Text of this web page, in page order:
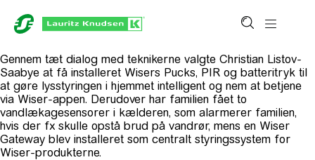
Gennem tæt dialog med teknikerne valgte Christian Listov-
Saabye at få installeret Wisers Pucks, PIR og batteritryk til
at gøre lysstyringen i hjemmet intelligent og nem at betjene
via Wiser-appen. Derudover har familien fået to
vandlækagesensorer i kælderen, som alarmerer familien,
hvis der fx skulle opstå brud på vandrør, mens en Wiser
Gateway blev installeret som centralt styringssystem for
Wiser-produkterne.